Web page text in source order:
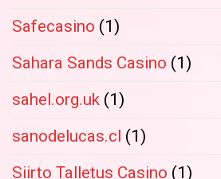
Safecasino (1)
Sahara Sands Casino (1)
sahel.org.uk (1)
sanodelucas.cl (1)
Siirto Talletus Casino (1)